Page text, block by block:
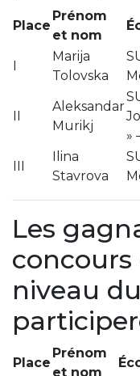
Place
Prénom
et nom
I
Marija
Tolovska
II
Aleksandar
Murikj
»
III
Ilina
Stavrova
Les
concours
niveau
Place
Prénom
et nom